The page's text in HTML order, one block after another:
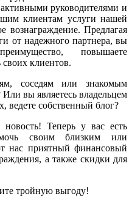
руководителями и
клиентам услуги нашей
вознаграждение. Предлагая
от надежного партнера, вы
повышаете
своих клиентов.
соседям или знакомым
вы являетесь владельцем
ведете собственный блог?
Теперь у вас есть
своим близким или
нас приятный финансовый
а также скидки для
тройную выгоду!